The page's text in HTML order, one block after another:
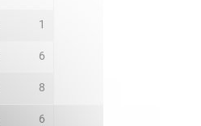
1
6
8
6